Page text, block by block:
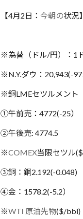
【4月2日： 今朝の状況】
※為替（ドル/円）：1
※N.Y.ダウ：20,943(-
※銅LMEセツルメント
①午前売：4772(-25）
②午後売: 4774.5
※COMEX当限セツル
③銅：銅2.192(-0.048)
④金：1578.2(-5.2）
※WTI 原油先物($/bbl)